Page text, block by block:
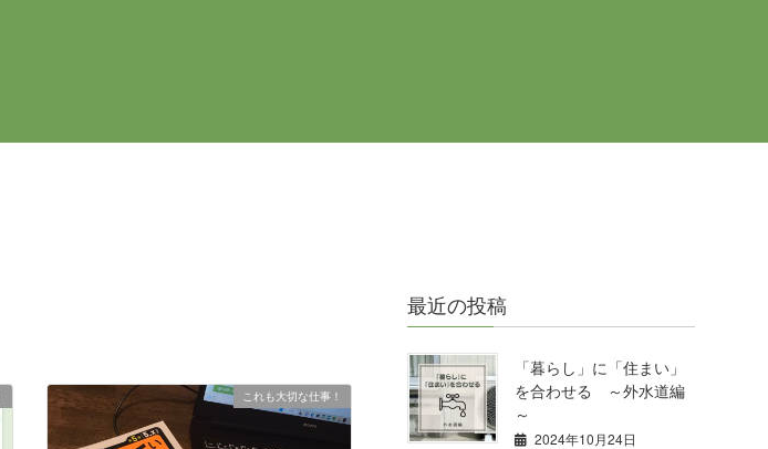
これも大切な仕事！
最近の投稿
「暮らし」に「住まい」
を合わせる ～外水道編
～
2024年10月24日